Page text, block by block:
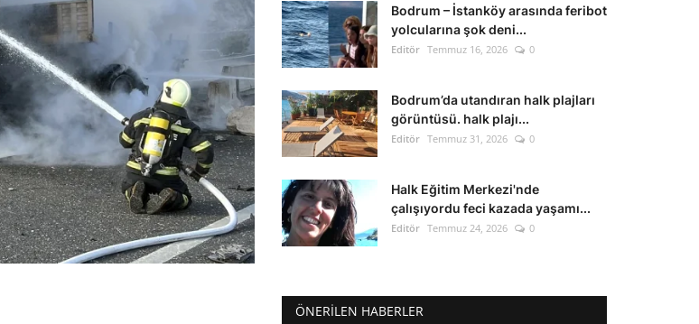
Bodrum – İstanköy arasında feribot
yolcularına şok deni...
Editör Temmuz 16, 2026 0
Bodrum’da utandıran halk plajları
görüntüsü. halk plajı...
Editör Temmuz 31, 2026 0
Halk Eğitim Merkezi'nde
çalışıyordu feci kazada yaşamı...
Editör Temmuz 24, 2026 0
ÖNERILEN HABERLER